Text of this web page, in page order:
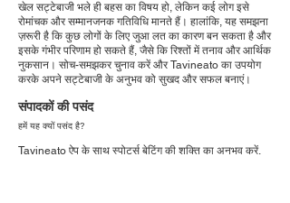
खेल सट्टेबाजी भले ही बहस का विषय हो, लेकिन कई लोग इसे
रोमांचक और सम्मानजनक गतिविधि मानते हैं। हालांकि, यह समझना
ज़रूरी है कि कुछ लोगों के लिए जुआ लत का कारण बन सकता है और
इसके गंभीर परिणाम हो सकते हैं, जैसे कि रिश्तों में तनाव और आर्थिक
नुकसान। सोच-समझकर चुनाव करें और Tavineato का उपयोग
करके अपने सट्टेबाजी के अनुभव को सुखद और सफल बनाएं।
संपादकों की पसंद
हमें यह क्यों पसंद है?
Tavineato ऐप के साथ स्पोर्ट्स बेटिंग की शक्ति का अनुभव करें,